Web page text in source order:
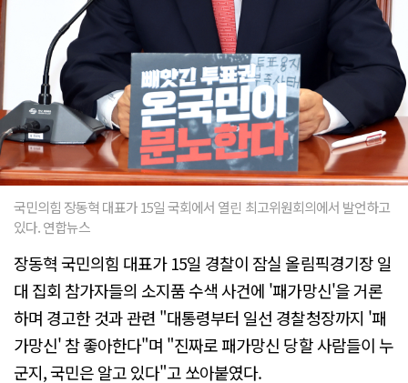
국민의힘 장동혁 대표가 15일 국회에서 열린 최고위원회의에서 발언하고
있다. 연합뉴스
장동혁 국민의힘 대표가 15일 경찰이 잠실 올림픽경기장 일
대 집회 참가자들의 소지품 수색 사건에 '패가망신'을 거론
하며 경고한 것과 관련 "대통령부터 일선 경찰청장까지 '패
가망신' 참 좋아한다"며 "진짜로 패가망신 당할 사람들이 누
군지, 국민은 알고 있다"고 쏘아붙였다.